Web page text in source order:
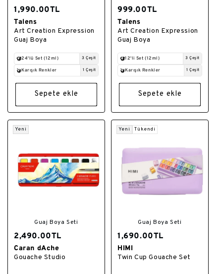
1,990.00TL
Satıcı:
Talens
Art Creation Expression
Guaj Boya
24'lü Set (12ml) 3 Çeşit
Karışık Renkler 1 Çeşit
Sepete ekle
999.00TL
Satıcı:
Talens
Art Creation Expression
Guaj Boya
12'li Set (12ml) 3 Çeşit
Karışık Renkler 1 Çeşit
Sepete ekle
Yeni
Guaj Boya Seti
2,490.00TL
Satıcı:
Caran dAche
Gouache Studio
Yeni Tükendi
Guaj Boya Seti
1,690.00TL
Satıcı:
HIMI
Twin Cup Gouache Set